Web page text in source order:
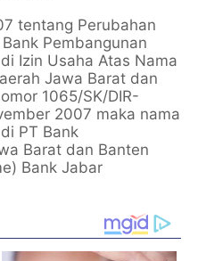
tentang Perubahan
Pembangunan
Izin Usaha Atas Nama
Jawa Barat dan
1065/SK/DIR-
2007 maka nama
PT Bank
Barat dan Banten
Bank Jabar